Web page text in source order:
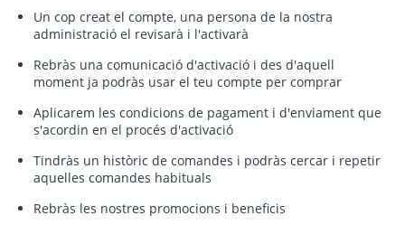
Un cop creat el compte, una persona de la nostra
administració el revisarà i l'activarà
Rebràs una comunicació d'activació i des d'aquell
moment ja podràs usar el teu compte per comprar
Aplicarem les condicions de pagament i d'enviament que
s'acordin en el procés d'activació
Tindràs un històric de comandes i podràs cercar i repetir
aquelles comandes habituals
Rebràs les nostres promocions i beneficis